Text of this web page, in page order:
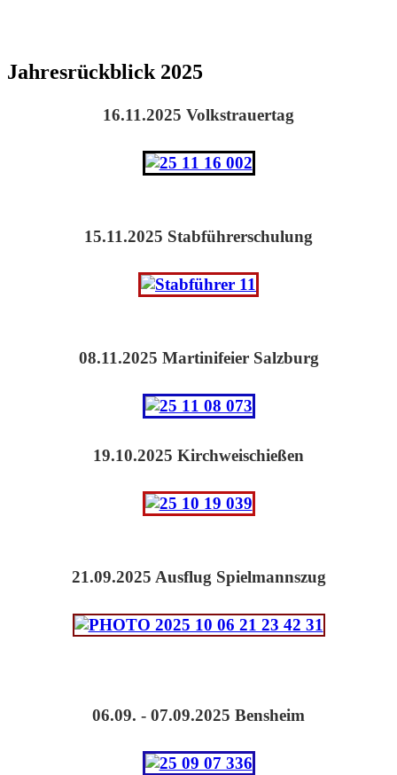
Jahresrückblick 2025
16.11.2025 Volkstrauertag
15.11.2025 Stabführerschulung
08.11.2025 Martinifeier Salzburg
19.10.2025 Kirchweischießen
21.09.2025 Ausflug Spielmannszug
06.09. - 07.09.2025 Bensheim